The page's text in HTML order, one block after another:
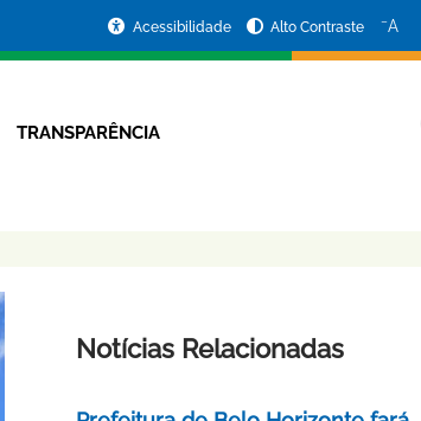
Acessibilidade Alto Contraste −A
TRANSPARÊNCIA
Notícias Relacionadas